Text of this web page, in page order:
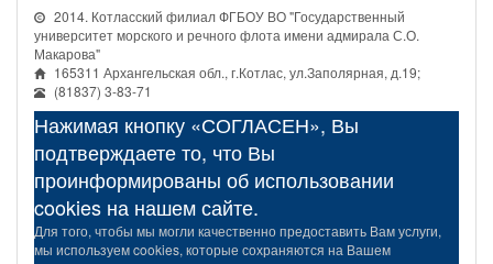
2014. Котласский филиал ФГБОУ ВО "Государственный
университет морского и речного флота имени адмирала С.О.
Макарова"
165311 Архангельская обл., г.Котлас, ул.Заполярная, д.19;
(81837) 3-83-71
Нажимая кнопку «СОГЛАСЕН», Вы
подтверждаете то, что Вы
проинформированы об использовании
cookies на нашем сайте.
Для того, чтобы мы могли качественно предоставить Вам услуги,
мы используем cookies, которые сохраняются на Вашем